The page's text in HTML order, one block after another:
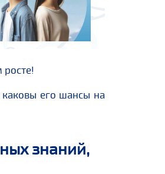
каковы его шансы на
знаний,